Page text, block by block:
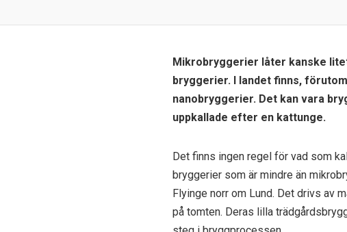
Mikrobryggerier låter kanske
bryggerier. I landet finns,
nanobryggerier. Det kan vara
uppkallade efter en kattunge.
Det finns ingen regel för vad som
bryggerier som är mindre än
Flyinge norr om Lund. Det drivs av
på tomten. Deras lilla